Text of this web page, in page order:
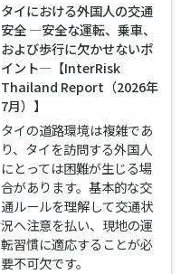
タイにおける外国人の交通
安全 ―安全な運転、乗車、
および歩行に欠かせないポ
イント―【InterRisk
Thailand Report（2026年
7月）】
タイの道路環境は複雑であ
り、タイを訪問する外国人
にとっては困難が生じる場
合があります。基本的な交
通ルールを理解して交通状
況へ注意を払い、現地の運
転習慣に適応することが必
要不可欠です。